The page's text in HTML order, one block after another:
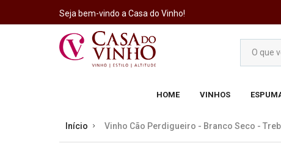
Seja bem-vindo a Casa do Vinho!
HOME VINHOS
Início Vinho Cão Perdigueiro - Branco Seco -